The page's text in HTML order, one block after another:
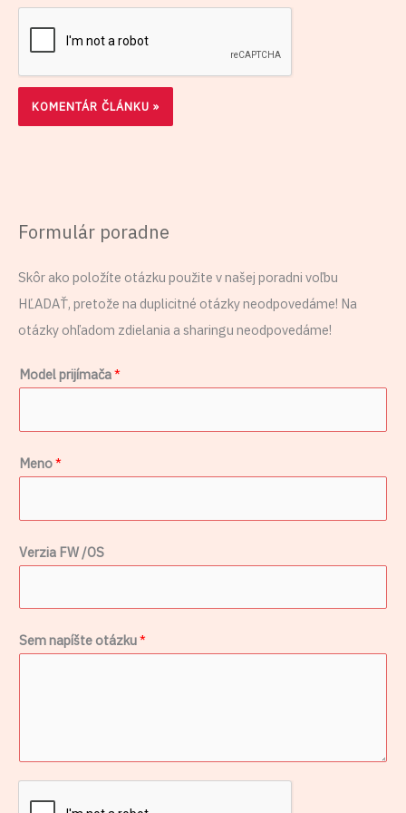
Formulár poradne
Skôr ako položíte otázku použite v našej poradni voľbu
HĽADAŤ, pretože na duplicitné otázky neodpovedáme! Na
otázky ohľadom zdielania a sharingu neodpovedáme!
Model prijímača*
Meno*
n
a
š
m
Verzia FW /OS
Sem napíšte otázku*